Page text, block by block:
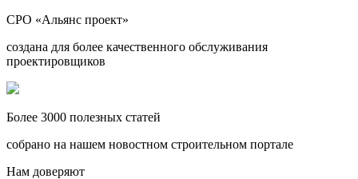
СРО «Альянс проект»
создана для более качественного обслуживания
проектировщиков
Более 3000 полезных статей
собрано на нашем новостном строительном портале
Нам доверяют